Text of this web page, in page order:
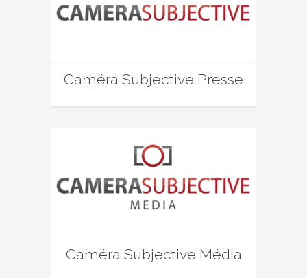
Caméra Subjective Presse
Caméra Subjective Média